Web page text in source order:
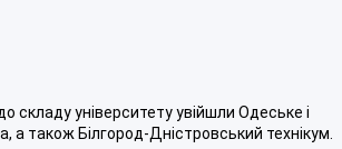
складу університету увійшли Одеське і
а також Білгород-Дністровський технікум.